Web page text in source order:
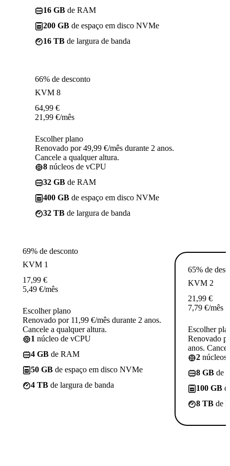
16 GB de RAM
200 GB de espaço em disco NVMe
16 TB de largura de banda
66% de desconto
KVM 8
64,99 €
21,99 €/mês
Escolher plano
Renovado por 49,99 €/mês durante 2 anos.
Cancele a qualquer altura.
8 núcleos de vCPU
32 GB de RAM
400 GB de espaço em disco NVMe
32 TB de largura de banda
69% de desconto
KVM 1
17,99 €
5,49 €/mês
Escolher plano
Renovado por 11,99 €/mês durante 2 anos.
Cancele a qualquer altura.
1 núcleo de vCPU
4 GB de RAM
50 GB de espaço em disco NVMe
4 TB de largura de banda
65% de
KVM 2
21,99 €
7,79 €/mês
Escolher
Renovado
anos.
2 núcleos
8 GB de
100 GB
8 TB de